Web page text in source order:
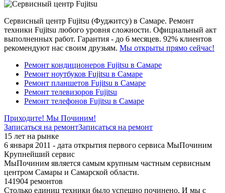
Сервисный центр Fujitsu (Фуджитсу) в Самаре. Ремонт
техники Fujitsu любого уровня сложности. Официальный акт
выполненных работ. Гарантия - до 6 месяцев. 92% клиентов
рекомендуют нас своим друзьям. Мы открыты прямо сейчас!
Ремонт кондиционеров Fujitsu в Самаре
Ремонт ноутбуков Fujitsu в Самаре
Ремонт планшетов Fujitsu в Самаре
Ремонт телевизоров Fujitsu
Ремонт телефонов Fujitsu в Самаре
Приходите! Мы Починим!
Записаться на ремонтЗаписаться на ремонт
15 лет на рынке
6 января 2011 - дата открытия первого сервиса МыПочиним
Крупнейший сервис
МыПочиним является самым крупным частным сервисным
центром Самары и Самарской области.
141904 ремонтов
Столько единиц техники было успешно починено. И мы с